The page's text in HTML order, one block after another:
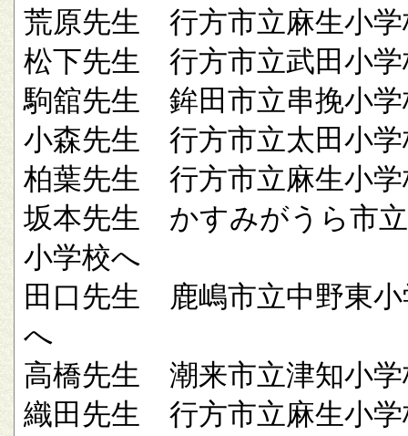
荒原先生 行方市立麻生小学
松下先生 行方市立武田小学
駒舘先生 鉾田市立串挽小学
小森先生 行方市立太田小学
柏葉先生 行方市立麻生小学
坂本先生 かすみがうら市
小学校へ
田口先生 鹿嶋市立中野東小
へ
高橋先生 潮来市立津知小学
織田先生 行方市立麻生小学